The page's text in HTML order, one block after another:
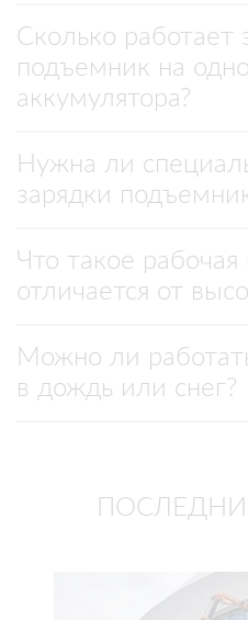
Сколько работает
подъемник на
аккумулятора?
Нужна ли
зарядки
Что такое
отличается от
Можно ли
в дождь или снег?